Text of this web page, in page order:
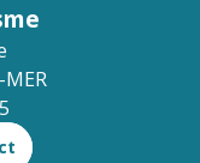
MER